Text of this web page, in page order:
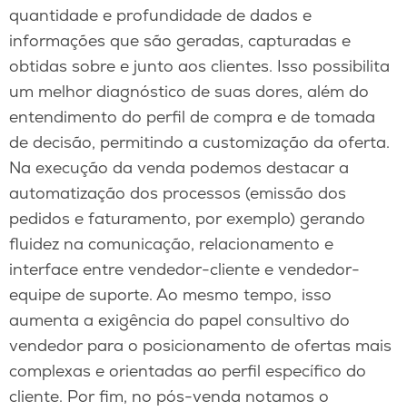
quantidade e profundidade de dados e
informações que são geradas, capturadas e
obtidas sobre e junto aos clientes. Isso possibilita
um melhor diagnóstico de suas dores, além do
entendimento do perfil de compra e de tomada
de decisão, permitindo a customização da oferta.
Na execução da venda podemos destacar a
automatização dos processos (emissão dos
pedidos e faturamento, por exemplo) gerando
fluidez na comunicação, relacionamento e
interface entre vendedor-cliente e vendedor-
equipe de suporte. Ao mesmo tempo, isso
aumenta a exigência do papel consultivo do
vendedor para o posicionamento de ofertas mais
complexas e orientadas ao perfil específico do
cliente. Por fim, no pós-venda notamos o